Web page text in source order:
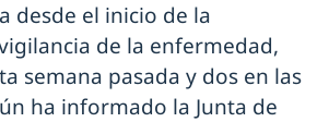
desde el inicio de la
de la enfermedad,
semana pasada y dos en las
ha informado la Junta de